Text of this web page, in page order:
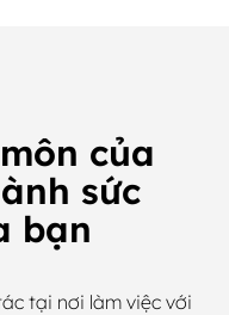
của
sức
bạn
tại nơi làm việc với